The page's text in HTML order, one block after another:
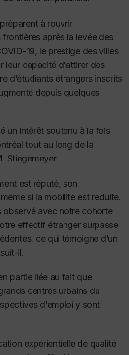
à rouvrir
après la levée des
19, le prestige des villes
leur capacité d’attirer des
d’étudiants étrangers inscrits
depuis quelques
un intérêt soutenu à la fois
tout au long de la
Stiegemeyer.
est réputé, son
si la mobilité est réduite.
observé avec notre cohorte
effectif étranger surpasse
ce qui témoigne d’un
il.
partie liée au fait que
centres urbains du
d’emploi y sont
expérientielle de qualité